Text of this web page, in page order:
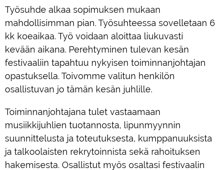
Työsuhde alkaa sopimuksen mukaan
mahdollisimman pian. Työsuhteessa sovelletaan 6
kk koeaikaa. Työ voidaan aloittaa liukuvasti
kevään aikana. Perehtyminen tulevan kesän
festivaaliin tapahtuu nykyisen toiminnanjohtajan
opastuksella. Toivomme valitun henkilön
osallistuvan jo tämän kesän juhlille.
Toiminnanjohtajana tulet vastaamaan
musiikkijuhlien tuotannosta, lipunmyynnin
suunnittelusta ja toteutuksesta, kumppanuuksista
ja talkoolaisten rekrytoinnista sekä rahoituksen
hakemisesta. Osallistut myös osaltasi festivaalin